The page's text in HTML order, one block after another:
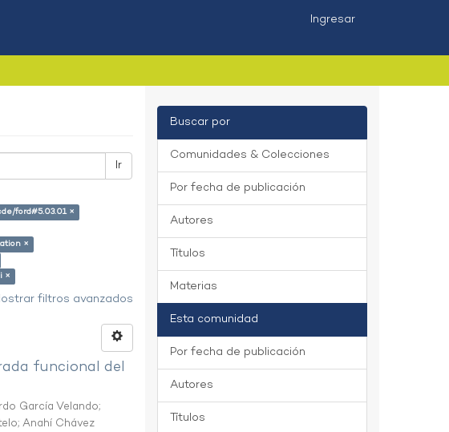
Ingresar
Ir
ford#5.03.01 ×
×
×
filtros avanzados
funcional del
García Velando;
;Anahí Chávez
Buscar por
Comunidades & Colecciones
Por fecha de publicación
Autores
Títulos
Materias
Esta comunidad
Por fecha de publicación
Autores
Títulos